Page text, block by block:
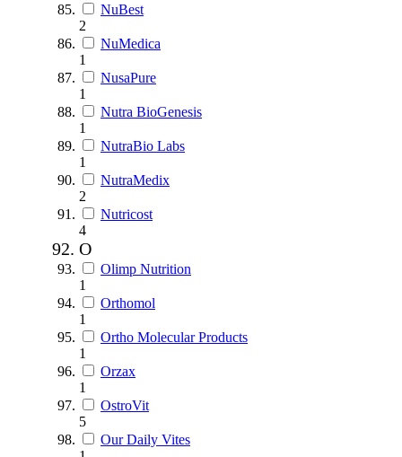
NuBest
2
NuMedica
1
NusaPure
1
Nutra BioGenesis
1
NutraBio Labs
1
NutraMedix
2
Nutricost
4
O
Olimp Nutrition
1
Orthomol
1
Ortho Molecular Products
1
Orzax
1
OstroVit
5
Our Daily Vites